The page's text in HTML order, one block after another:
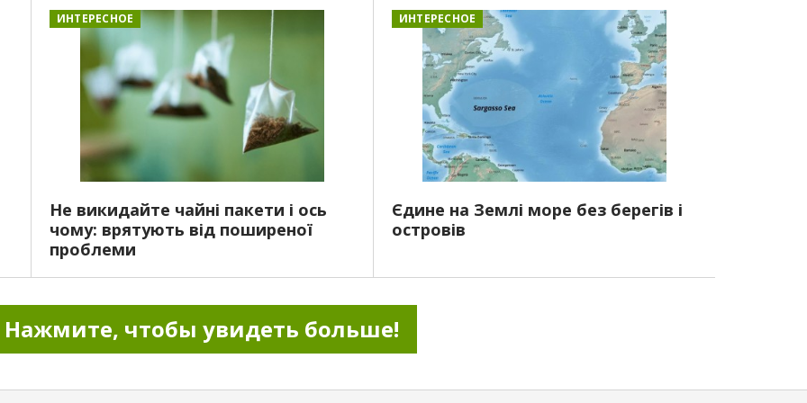
ИНТЕРЕСНОЕ
Не викидайте чайні пакети і ось
чому: врятують від поширеної
проблеми
ИНТЕРЕСНОЕ
Єдине на Землі море без берегів і
островів
Нажмите, чтобы увидеть больше!